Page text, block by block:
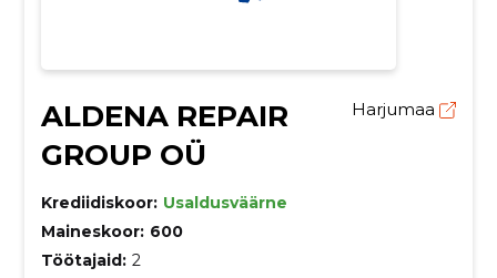
ALDENA REPAIR
GROUP OÜ
Harjumaa
Krediidiskoor: Usaldusväärne
Maineskoor: 600
Töötajaid: 2